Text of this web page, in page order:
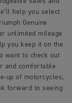
help you select
Genuine
unlimited mileage
you keep it on the
want to check out
and comfortable
up of motorcycles,
forward to seeing